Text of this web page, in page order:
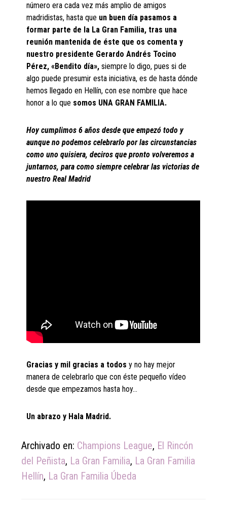
número era cada vez más amplio de amigos
madridistas, hasta que un buen día pasamos a
formar parte de la La Gran Familia, tras una
reunión mantenida de éste que os comenta y
nuestro presidente Gerardo Andrés Tocino
Pérez, «Bendito día», siempre lo digo, pues si de
algo puede presumir esta iniciativa, es de hasta dónde
hemos llegado en Hellín, con ese nombre que hace
honor a lo que somos UNA GRAN FAMILIA.
Hoy cumplimos 6 años desde que empezó todo y
aunque no podemos celebrarlo por las circunstancias
como uno quisiera, deciros que pronto volveremos a
juntarnos, para como siempre celebrar las victorias de
nuestro Real Madrid
Gracias y mil gracias a todos y no hay mejor
manera de celebrarlo que con éste pequeño vídeo
desde que empezamos hasta hoy…
Un abrazo y Hala Madrid.
Archivado en: Champions League, El Rincón
del Peñista, La Gran Familia, La Gran Familia
Hellín, La Gran Familia Úbeda